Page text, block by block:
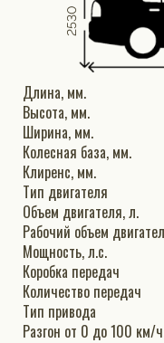
2530
Длина, мм.
Высота, мм.
Ширина, мм.
Колесная база, мм.
Клиренс, мм.
Тип двигателя
Объем двигателя, л.
Мощность, л.с.
Коробка передач
Количество передач
Тип привода
Разгон от 0 до 100 км/